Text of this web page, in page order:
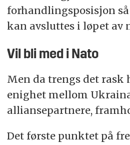
forhandlingsposisjon
kan avsluttes i løpet av
Vil bli med i Nato
Men da trengs det rask
enighet mellom
alliansepartnere,
Det første punktet på